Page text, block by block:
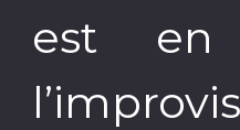
est en